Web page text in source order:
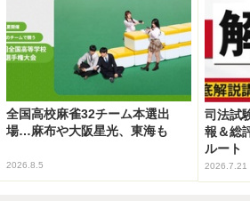
全国高校麻雀32チーム本選出
場…麻布や大阪星光、東海も
2026.8.5
司法試
報＆総
ルート
2026.7.21